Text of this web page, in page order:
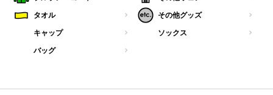
タオル その他グッズ
キャップ ソックス
バッグ